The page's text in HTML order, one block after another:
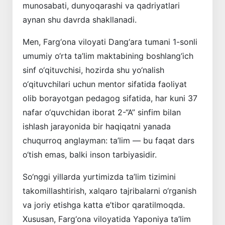
munosabati, dunyoqarashi va qadriyatlari
aynan shu davrda shakllanadi.
Men, Farg‘ona viloyati Dang‘ara tumani 1-sonli
umumiy o‘rta ta’lim maktabining boshlang‘ich
sinf o‘qituvchisi, hozirda shu yo‘nalish
o‘qituvchilari uchun mentor sifatida faoliyat
olib borayotgan pedagog sifatida, har kuni 37
nafar o‘quvchidan iborat 2-“A” sinfim bilan
ishlash jarayonida bir haqiqatni yanada
chuqurroq anglayman: ta’lim — bu faqat dars
o‘tish emas, balki inson tarbiyasidir.
So‘nggi yillarda yurtimizda ta’lim tizimini
takomillashtirish, xalqaro tajribalarni o‘rganish
va joriy etishga katta e’tibor qaratilmoqda.
Xususan, Farg‘ona viloyatida Yaponiya ta’lim